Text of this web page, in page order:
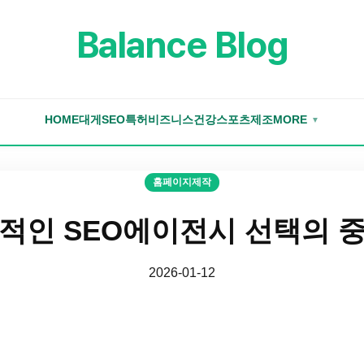
Balance Blog
HOME대게 SEO특허 비즈니스건강스포츠제조MORE ▼
홈페이지제작
인 SEO에이전시 선택의
2026-01-12